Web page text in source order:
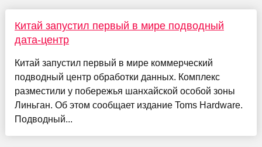
Китай запустил первый в мире подводный
дата-центр
Китай запустил первый в мире коммерческий
подводный центр обработки данных. Комплекс
разместили у побережья шанхайской особой зоны
Линьган. Об этом сообщает издание Toms Hardware.
Подводный...